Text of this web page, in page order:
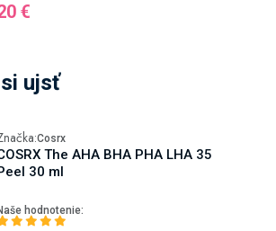
€
ujsť
Cosrx
The AHA BHA PHA LHA 35
30 ml
hodnotenie: